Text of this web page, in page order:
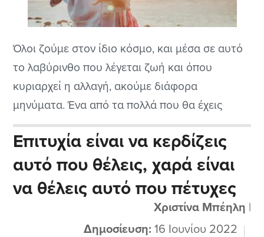
Όλοι ζούμε στον ίδιο κόσμο, και μέσα σε αυτό
το λαβύρινθο που λέγεται ζωή και όπου
κυριαρχεί η αλλαγή, ακούμε διάφορα
μηνύματα. Ένα από τα πολλά που θα έχεις
ακούσει είναι "αυτό το άτομο γεννήθηκε έτσι"
ή "ο άνθρωπος δεν φτιάχνεται, γεννιέται όπως
είναι" ή "ο λύκος αλλάζει την όψη του όχι τον
χαρακτήρα του".
Επιτυχία είναι να κερδίζεις
αυτό που θέλεις, χαρά είναι
να θέλεις αυτό που πέτυχες
Χριστίνα Μπέηλη |
Δημοσίευση: 16 Ιουνίου 2022